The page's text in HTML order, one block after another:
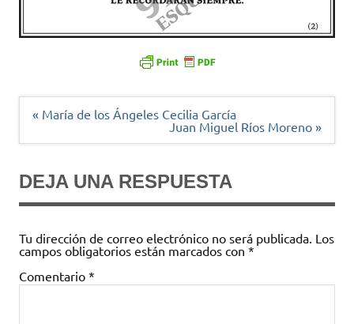
Navegación
« María de los Ángeles Cecilia García
Juan Miguel Ríos Moreno »
DEJA UNA RESPUESTA
Tu dirección de correo electrónico no será publicada. Los
campos obligatorios están marcados con *
Comentario *